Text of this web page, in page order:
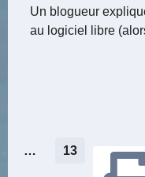
Un blogueur
au logiciel libre
Pagination
… 13